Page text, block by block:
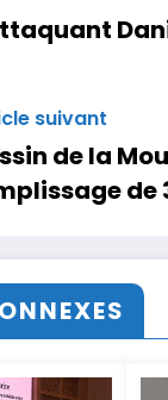
suivant
de la
de